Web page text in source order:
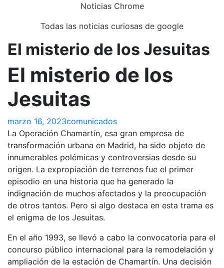
Noticias Chrome
Todas las noticias curiosas de google
Close
Menu
El misterio de los Jesuitas
El misterio de los
Jesuitas
marzo 16, 2023comunicados
La Operación Chamartín, esa gran empresa de
transformación urbana en Madrid, ha sido objeto de
innumerables polémicas y controversias desde su
origen. La expropiación de terrenos fue el primer
episodio en una historia que ha generado la
indignación de muchos afectados y la preocupación
de otros tantos. Pero si algo destaca en esta trama es
el enigma de los Jesuitas.
En el año 1993, se llevó a cabo la convocatoria para el
concurso público internacional para la remodelación y
ampliación de la estación de Chamartín. Una decisión